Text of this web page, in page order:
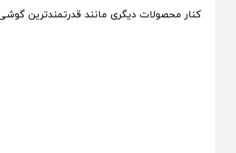
کنار محصولات دیگری مانند قدرتمندترین گوشی کنونی اپل،